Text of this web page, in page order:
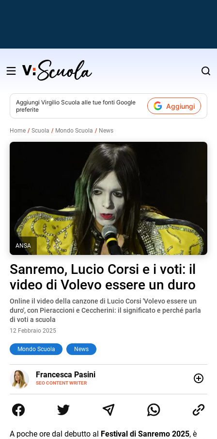
Salta
contenuto
Aggiungi Virgilio Scuola alle tue fonti Google
preferite
Aggiungi
Home Scuola Mondo Scuola News
ANSA
Sanremo, Lucio Corsi e i voti: il
video di Volevo essere un duro
Online il video della canzone di Lucio Corsi 'Volevo essere un
duro', con Pieraccioni e Ceccherini: il significato e perché parla
di voti a scuola
12 Febbraio 2025
Mondo Scuola News
Francesca Pasini
SEO CONTENT WRITER
E-
MAIL
le diverse sfumature dell'informazione e quelle storie di
vita che parlano di luoghi, viaggi unici, cultura e lifestyle,
A poche ore dal debutto al Festival di Sanremo 2025, è